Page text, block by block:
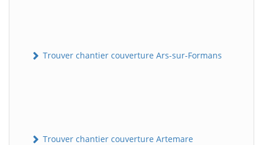
Trouver chantier couverture Ars-sur-Formans
Trouver chantier couverture Artemare